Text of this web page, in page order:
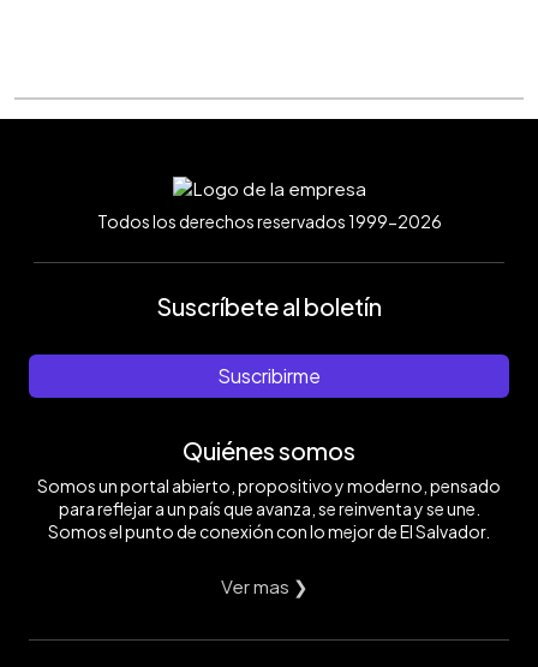
Todos los derechos reservados 1999-2026
Suscríbete al boletín
Suscribirme
Quiénes somos
Somos un portal abierto, propositivo y moderno, pensado
para reflejar a un país que avanza, se reinventa y se une.
Somos el punto de conexión con lo mejor de El Salvador.
Ver mas ❯